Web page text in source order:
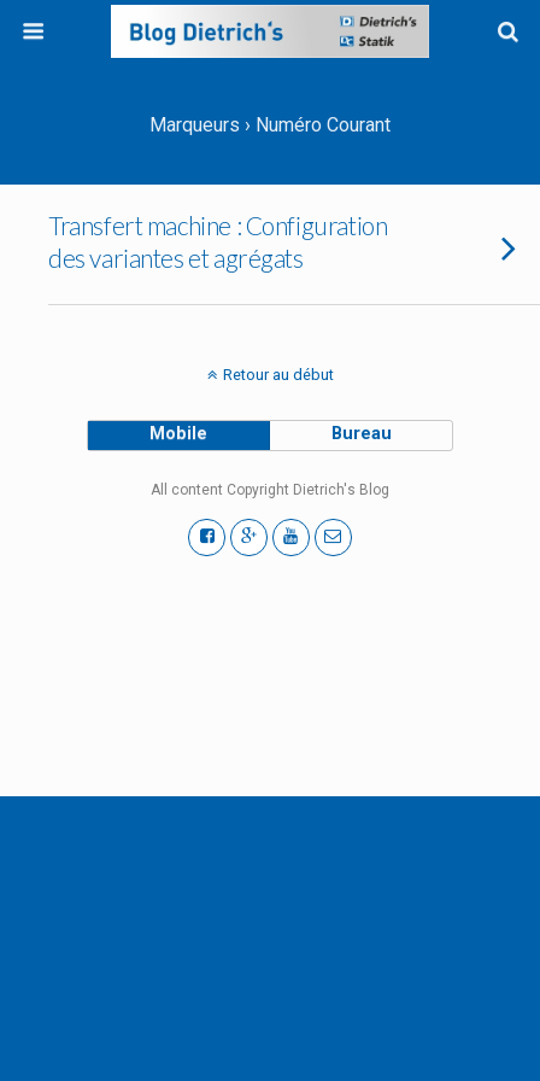
Marqueurs › Numéro Courant
Transfert machine : Configuration
des variantes et agrégats
Retour au début
Mobile Bureau
All content Copyright Dietrich's Blog